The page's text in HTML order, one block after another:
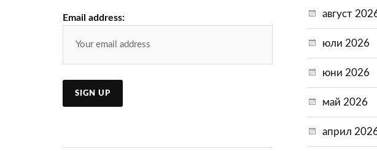
Email address: август
юли 2026
юни 2026
май 2026
април